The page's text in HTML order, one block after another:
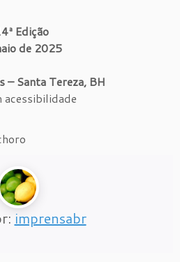
Edição
de 2025
– Santa Tereza, BH
acessibilidade
imprensabr